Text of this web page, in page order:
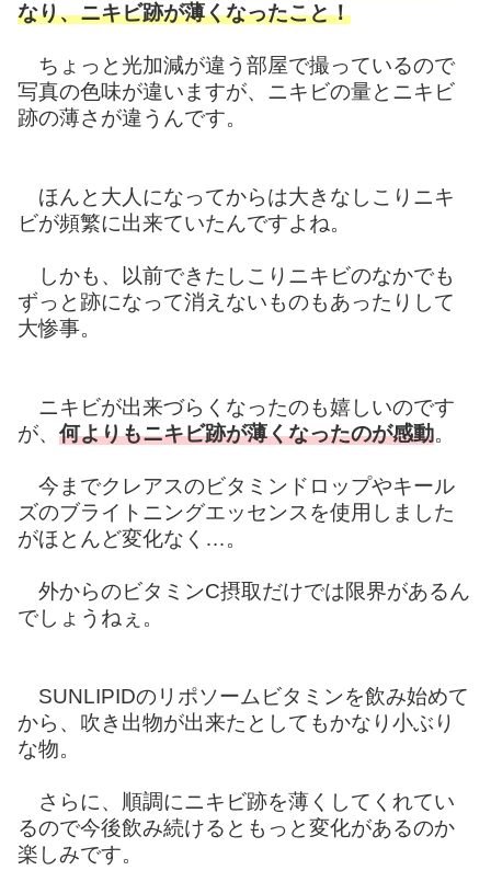
なり、ニキビ跡が薄くなったこと！
ちょっと光加減が違う部屋で撮っているので
写真の色味が違いますが、ニキビの量とニキビ
跡の薄さが違うんです。
ほんと大人になってからは大きなしこりニキ
ビが頻繁に出来ていたんですよね。
しかも、以前できたしこりニキビのなかでも
ずっと跡になって消えないものもあったりして
大惨事。
ニキビが出来づらくなったのも嬉しいのです
が、 何よりもニキビ跡が薄くなったのが感動。
今までクレアスのビタミンドロップやキール
ズのブライトニングエッセンスを使用しました
がほとんど変化なく…。
外からのビタミンC摂取だけでは限界があるん
でしょうねぇ。
SUNLIPIDのリポソームビタミンを飲み始めて
から、吹き出物が出来たとしてもかなり小ぶり
な物。
さらに、順調にニキビ跡を薄くしてくれてい
るので今後飲み続けるともっと変化があるのか
楽しみです。